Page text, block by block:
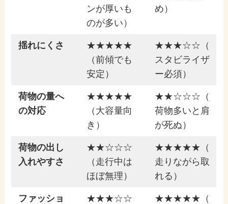
ンが厚いも
のが多い）
め）
揺れにくさ
★★★★★
（前傾でも
安定）
★★★☆☆（
スタビライザ
ー必須）
荷物の量へ
の対応
★★★★★
（大容量向
き）
★★☆☆☆（
荷物多いと肩
が死ぬ）
荷物の出し
入れやすさ
★★☆☆☆
（走行中は
ほぼ無理）
★★★★★（
走りながら取
れる）
ファッショ
★★★☆☆
★★★★★（